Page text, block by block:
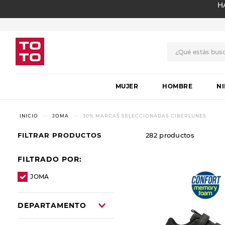
1.
botas
championes
MUJER HOMBRE
JOMA 30% MARCAS SELECCIONADAS CIBERLUNES
FILTRAR PRODUCTOS
FILTRADO POR:
JOMA
DEPARTAMENTO
282 productos